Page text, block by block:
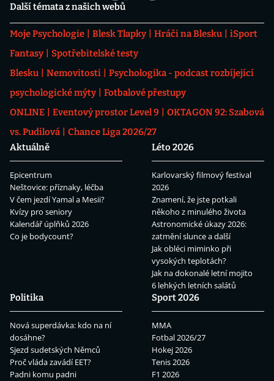
Další témata z našich webů
Moje Psychologie Blesk Tlapky Hráči na Blesku
iSport
Fantasy
Spotřebitelské testy
Blesku
Nemovitosti
Psychologika - podcast rozbíjející
psychologické mýty
Fotbalové přestupy
ONLINE
Eventový prostor Level 9
OKTAGON 92: Szabová
vs. Pudilová
Chance Liga 2026/27
Aktuálně
Epicentrum
Neštovice: příznaky, léčba
V čem jezdí Yamal a Mesii?
Kvízy pro seniory
Kalendář úplňků 2026
Co je bodycount?
Léto 2026
Karlovarský filmový festival
2026
Znamení, že jste potkali
někoho z minulého života
Astronomické úkazy 2026:
zatmění slunce a další
Jak obléci miminko při
vysokých teplotách?
Jak na dokonalé letní mojito
6 lehkých letních salátů
Politika
Nová superdávka: kdo na ní
dosáhne?
Sjezd sudetských Němců
Proč vláda zavádí EET?
Padni komu padni
Sport 2026
MMA
Fotbal 2026/27
Hokej 2026
Tenis 2026
F1 2026